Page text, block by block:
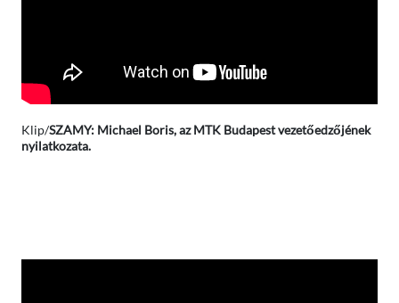
Klip/SZAMY: Michael Boris, az MTK Budapest vezetőedzőjének
nyilatkozata.